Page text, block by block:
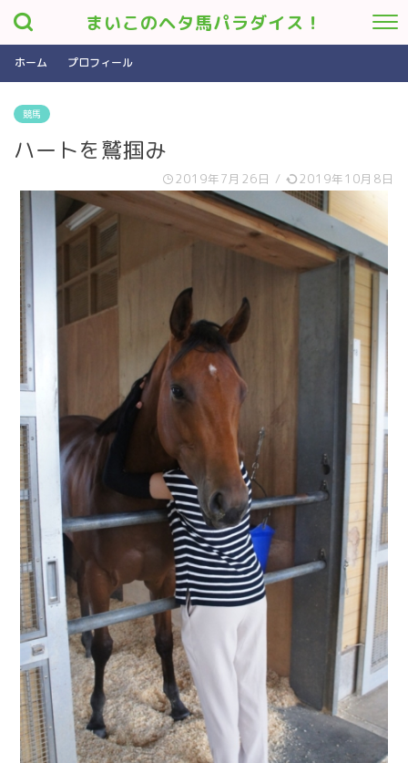
まいこのヘタ馬パラダイス！
ホーム プロフィール
競馬
ハートを鷲掴み
2019年7月26日 / 2019年10月8日